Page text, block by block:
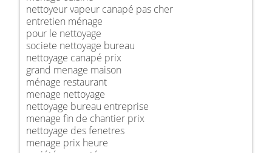
nettoyeur vapeur canapé pas cher
entretien ménage
pour le nettoyage
societe nettoyage bureau
nettoyage canapé prix
grand menage maison
ménage restaurant
menage nettoyage
nettoyage bureau entreprise
menage fin de chantier prix
nettoyage des fenetres
menage prix heure